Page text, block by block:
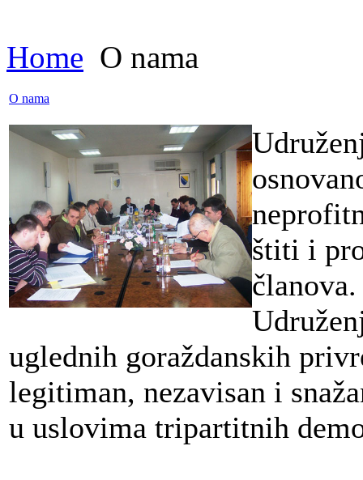
Home O nama
O nama
štiti i
članova.
uglednih goraždanskih
legitiman, nezavisan i
u uslovima tripartitnih